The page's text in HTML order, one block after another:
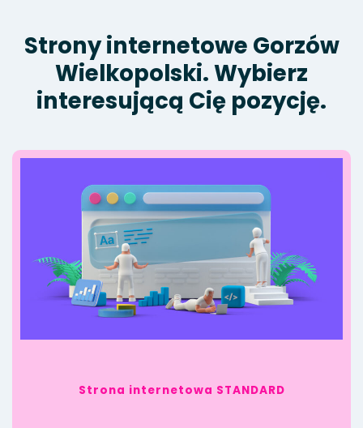
Strony internetowe Gorzów
Wielkopolski. Wybierz
interesującą Cię pozycję.
Strona internetowa STANDARD